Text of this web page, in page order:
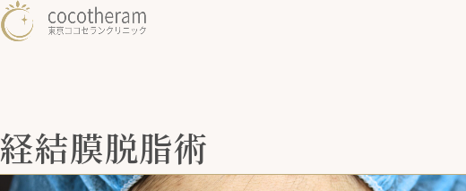
経結膜脱脂術